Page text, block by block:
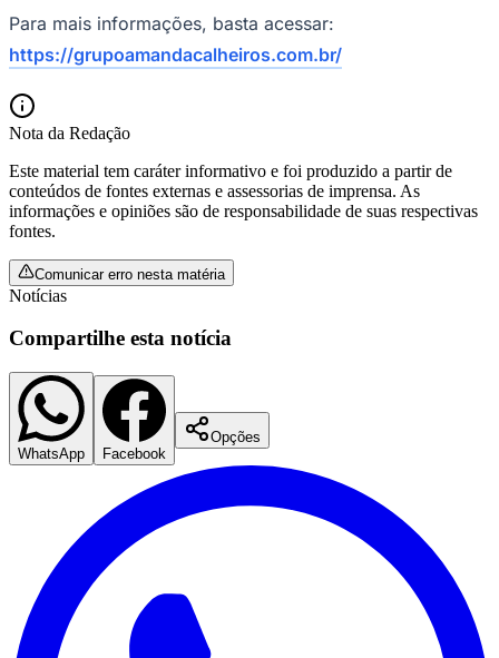
Flamengo
Para mais informações, basta acessar:
https://grupoamandacalheiros.com.br/
Nota da Redação
Este material tem caráter informativo e foi produzido a partir de
conteúdos de fontes externas e assessorias de imprensa. As
informações e opiniões são de responsabilidade de suas respectivas
fontes.
Comunicar erro nesta matéria
Notícias
Compartilhe esta notícia
WhatsApp Facebook
Opções